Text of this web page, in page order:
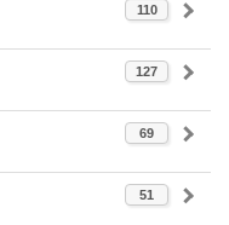
110
127
69
51